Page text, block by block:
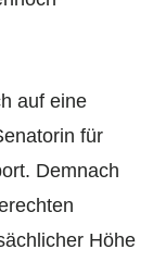
auf eine
für
Demnach
Höhe